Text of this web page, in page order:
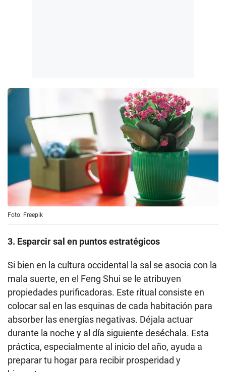
Foto: Freepik
3. Esparcir sal en puntos estratégicos
Si bien en la cultura occidental la sal se asocia con la
mala suerte, en el Feng Shui se le atribuyen
propiedades purificadoras. Este ritual consiste en
colocar sal en las esquinas de cada habitación para
absorber las energías negativas. Déjala actuar
durante la noche y al día siguiente deséchala. Esta
práctica, especialmente al inicio del año, ayuda a
preparar tu hogar para recibir prosperidad y